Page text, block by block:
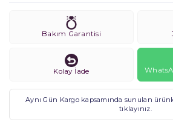
Bakım Garantisi
Kolay İade
Aynı Gün Kargo kapsamında sunulan
tıklayınız.